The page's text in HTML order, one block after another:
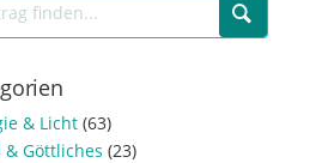
& Licht (63)
& Göttliches (23)